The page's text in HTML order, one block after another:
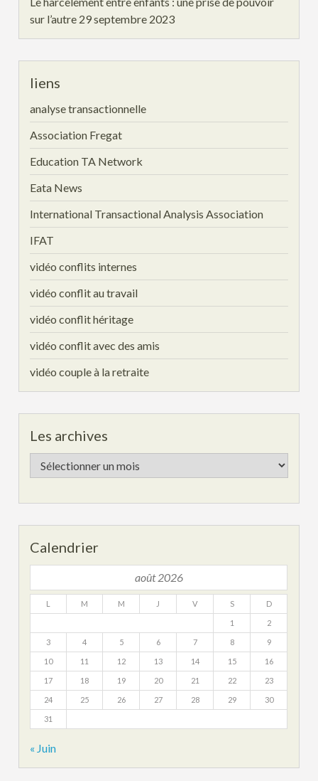
sur l’autre 29 septembre 2023
liens
analyse transactionnelle
Association Fregat
Education TA Network
Eata News
International Transactional Analysis Association
IFAT
vidéo conflits internes
vidéo conflit au travail
vidéo conflit héritage
vidéo conflit avec des amis
vidéo couple à la retraite
Les archives
Les
archives
Calendrier
août 2026
L M M J V S D
1 2
3 4 5 6 7 8 9
10 11 12 13 14 15 16
17 18 19 20 21 22 23
24 25 26 27 28 29 30
31
« Juin